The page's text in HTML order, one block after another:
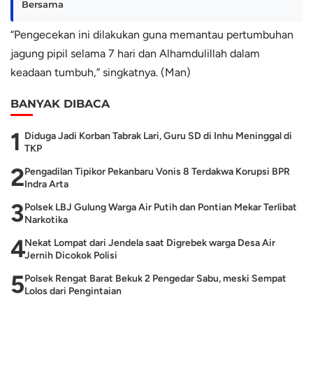
Bersama
“Pengecekan ini dilakukan guna memantau pertumbuhan
jagung pipil selama 7 hari dan Alhamdulillah dalam
keadaan tumbuh,” singkatnya. (Man)
BANYAK DIBACA
1 Diduga Jadi Korban Tabrak Lari, Guru SD di Inhu Meninggal di
TKP
2Pengadilan Tipikor Pekanbaru Vonis 8 Terdakwa Korupsi BPR
Indra Arta
3Polsek LBJ Gulung Warga Air Putih dan Pontian Mekar Terlibat
Narkotika
4Nekat Lompat dari Jendela saat Digrebek warga Desa Air
Jernih Dicokok Polisi
5Polsek Rengat Barat Bekuk 2 Pengedar Sabu, meski Sempat
Lolos dari Pengintaian